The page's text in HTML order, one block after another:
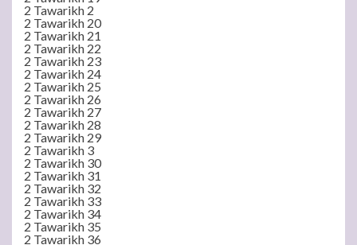
2 Tawarikh 2
2 Tawarikh 20
2 Tawarikh 21
2 Tawarikh 22
2 Tawarikh 23
2 Tawarikh 24
2 Tawarikh 25
2 Tawarikh 26
2 Tawarikh 27
2 Tawarikh 28
2 Tawarikh 29
2 Tawarikh 3
2 Tawarikh 30
2 Tawarikh 31
2 Tawarikh 32
2 Tawarikh 33
2 Tawarikh 34
2 Tawarikh 35
2 Tawarikh 36